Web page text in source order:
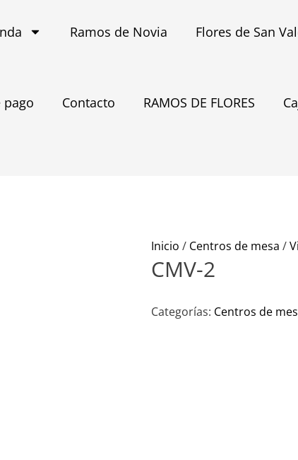
Ramos de Novia Flores de San
pago Contacto RAMOS DE FLORES
Inicio / Centros de mesa /
CMV-2
Categorías: Centros de